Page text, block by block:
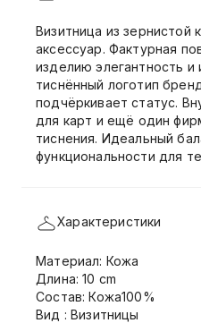
Визитница из
аксессуар. Фактурная
изделию элегантность и
тиснённый логотип
подчёркивает статус.
для карт и ещё один
тиснения. Идеальный
функциональности для
Характеристики
Материал: Кожа
Длина: 10 cm
Состав: Кожа100%
Вид : Визитницы